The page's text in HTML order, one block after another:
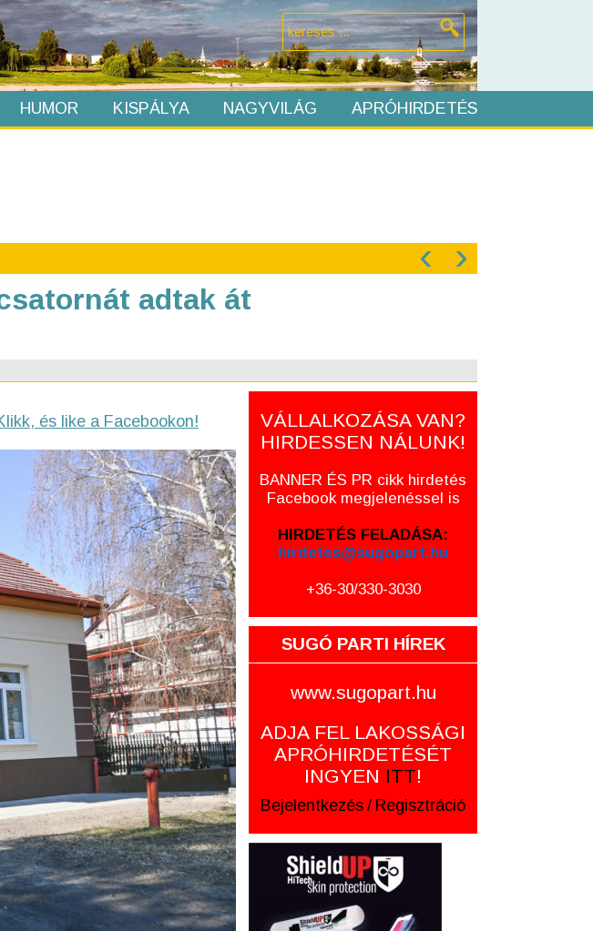
HUMOR KISPÁLYA NAGYVILÁG APRÓHIRDETÉS
‹ ›
adtak át
és like a Facebookon!
VÁLLALKOZÁSA VAN?
HIRDESSEN NÁLUNK!
BANNER ÉS PR cikk hirdetés
Facebook megjelenéssel is
HIRDETÉS FELADÁSA:
hirdetes@sugopart.hu
+36-30/330-3030
SUGÓ PARTI HÍREK
www.sugopart.hu
ADJA FEL LAKOSSÁGI
APRÓHIRDETÉSÉT
INGYEN ITT!
Bejelentkezés / Regisztráció